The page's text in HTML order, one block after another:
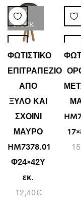
LOW
STOCK
ΦΩΤΙΣΤΙΚΟ
ΕΠΙΤΡΑΠΕΖΙΟ
ΑΠΟ
ΞΥΛΟ ΚΑΙ
ΣΧΟΙΝΙ
ΜΑΥΡΟ
HM7378.01
Φ24×42Υ
εκ.
12,40€